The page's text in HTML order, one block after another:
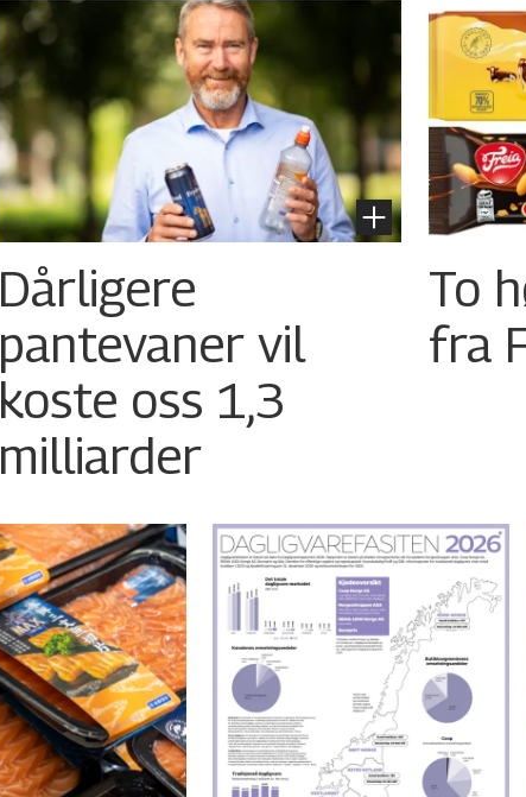
Dårligere
pantevaner vil
koste oss 1,3
milliarder
To
fra